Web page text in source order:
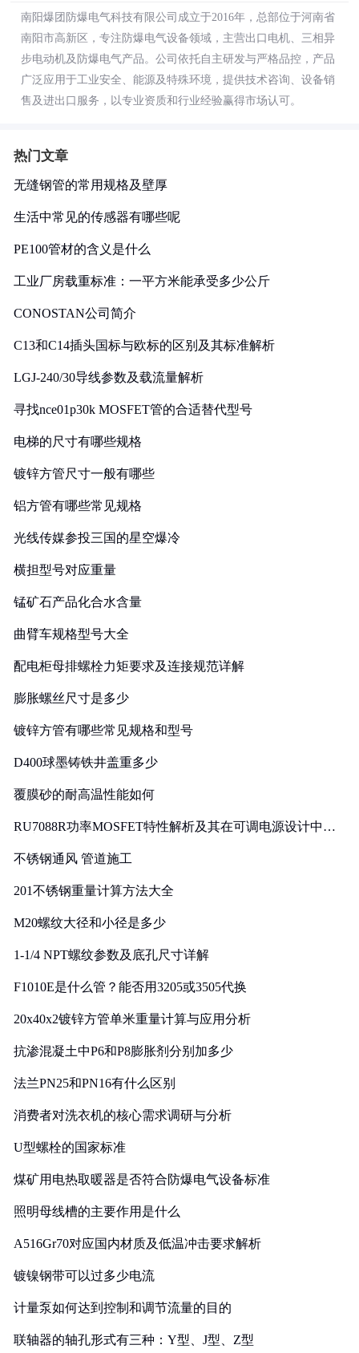
南阳爆团防爆电气科技有限公司成立于2016年，总部位于河南省
南阳市高新区，专注防爆电气设备领域，主营出口电机、三相异
步电动机及防爆电气产品。公司依托自主研发与严格品控，产品
广泛应用于工业安全、能源及特殊环境，提供技术咨询、设备销
售及进出口服务，以专业资质和行业经验赢得市场认可。
热门文章
无缝钢管的常用规格及壁厚
生活中常见的传感器有哪些呢
PE100管材的含义是什么
工业厂房载重标准：一平方米能承受多少公斤
CONOSTAN公司简介
C13和C14插头国标与欧标的区别及其标准解析
LGJ-240/30导线参数及载流量解析
寻找nce01p30k MOSFET管的合适替代型号
电梯的尺寸有哪些规格
镀锌方管尺寸一般有哪些
铝方管有哪些常见规格
光线传媒参投三国的星空爆冷
横担型号对应重量
锰矿石产品化合水含量
曲臂车规格型号大全
配电柜母排螺栓力矩要求及连接规范详解
膨胀螺丝尺寸是多少
镀锌方管有哪些常见规格和型号
D400球墨铸铁井盖重多少
覆膜砂的耐高温性能如何
RU7088R功率MOSFET特性解析及其在可调电源设计中的
不锈钢通风 管道施工
201不锈钢重量计算方法大全
M20螺纹大径和小径是多少
1-1/4 NPT螺纹参数及底孔尺寸详解
F1010E是什么管？能否用3205或3505代换
20x40x2镀锌方管单米重量计算与应用分析
抗渗混凝土中P6和P8膨胀剂分别加多少
法兰PN25和PN16有什么区别
消费者对洗衣机的核心需求调研与分析
U型螺栓的国家标准
煤矿用电热取暖器是否符合防爆电气设备标准
照明母线槽的主要作用是什么
A516Gr70对应国内材质及低温冲击要求解析
镀镍钢带可以过多少电流
计量泵如何达到控制和调节流量的目的
联轴器的轴孔形式有三种：Y型、J型、Z型